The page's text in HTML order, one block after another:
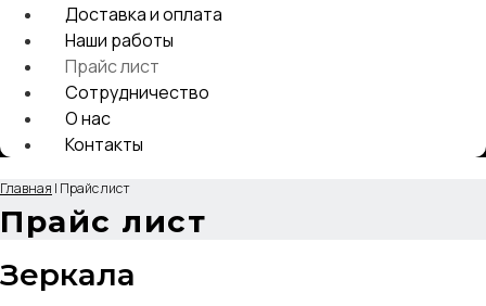
Доставка и оплата
Наши работы
Прайс лист
Сотрудничество
О нас
Контакты
Главная | Прайс лист
Прайс лист
Зеркала